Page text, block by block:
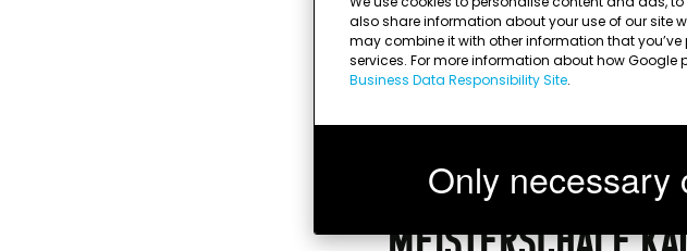
also share information about your use of our site
may combine it with other information that
services. For more information about how
Business Data Responsibility Site.
Only necessary
Was ist eine
DieMeisterschalegehört zu den
hochwertig